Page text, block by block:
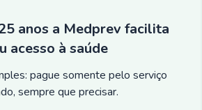
anos a Medprev facilita
acesso à saúde
pague somente pelo serviço
sempre que precisar.